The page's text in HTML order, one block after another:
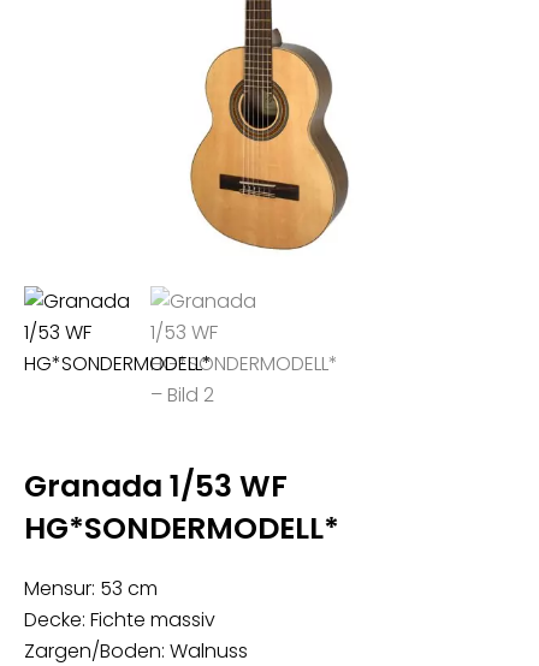
Granada 1/53 WF
HG*SONDERMODELL*
Mensur: 53 cm
Decke: Fichte massiv
Zargen/Boden: Walnuss